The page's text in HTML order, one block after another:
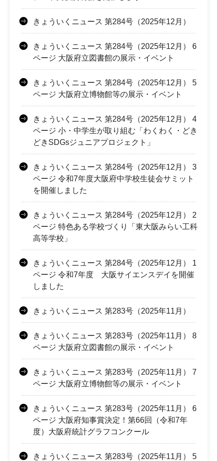
きょういくニュース 第284号（2025年12月）
きょういくニュース 第284号（2025年12月） 6
ページ 大阪府立図書館の展示・イベント
きょういくニュース 第284号（2025年12月） 5
ページ 大阪府立博物館等の展示・イベント
きょういくニュース 第284号（2025年12月） 4
ページ 小・中学生が取り組む「わくわく・どき
どきSDGsジュニアプロジェクト」
きょういくニュース 第284号（2025年12月） 3
ページ 令和7年度大阪府中学校生徒会サミット
を開催しました
きょういくニュース 第284号（2025年12月） 2
ページ 特色ある学校づくり「東大阪みらい工科
高等学校」
きょういくニュース 第284号（2025年12月） 1
ページ 令和7年度 大阪サイエンスデイを開催
しました
きょういくニュース 第283号（2025年11月）
きょういくニュース 第283号（2025年11月） 8
ページ 大阪府立図書館の展示・イベント
きょういくニュース 第283号（2025年11月） 7
ページ 大阪府立博物館等の展示・イベント
きょういくニュース 第283号（2025年11月） 6
ページ 大阪府知事賞決定！第66回（令和7年
度）大阪府統計グラフコンクール
きょういくニュース 第283号（2025年11月） 5